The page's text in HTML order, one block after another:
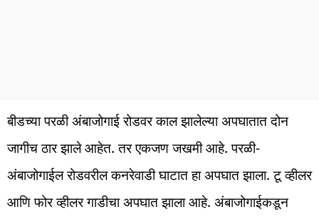
बीडच्या परळी अंबाजोगाई रोडवर काल झालेल्या अपघातात दोन
जागीच ठार झाले आहेत. तर एकजण जखमी आहे. परळी-
अंबाजोगाईल रोडवरील कनरेवाडी घाटात हा अपघात झाला. टू व्हीलर
आणि फोर व्हीलर गाडीचा अपघात झाला आहे. अंबाजोगाईकडून